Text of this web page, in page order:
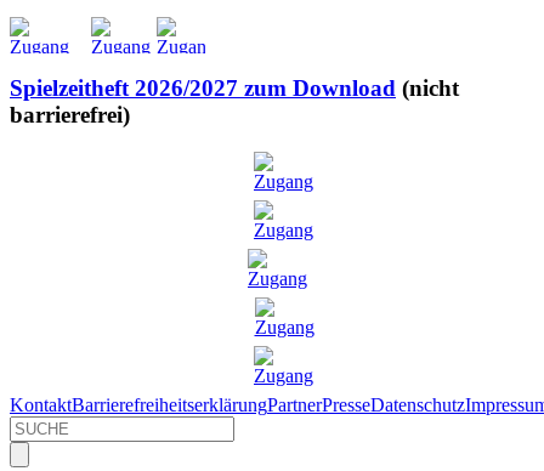
Spielzeitheft 2026/2027 zum Download (nicht
barrierefrei)
KontaktBarrierefreiheitserklärungPartnerPresseDatenschutz